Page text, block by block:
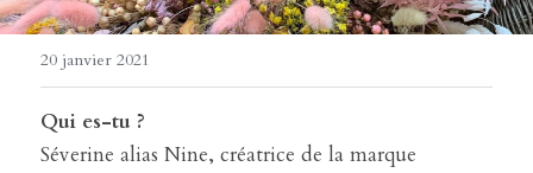
20 janvier 2021
Qui es-tu ?
Séverine alias Nine, créatrice de la marque